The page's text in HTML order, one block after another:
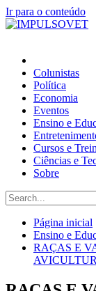
Ir para o conteúdo
Colunistas
Política
Economia
Eventos
Ensino e
Cursos e
Ciências e
Sobre
Página inicial
Ensino e
RAÇAS E